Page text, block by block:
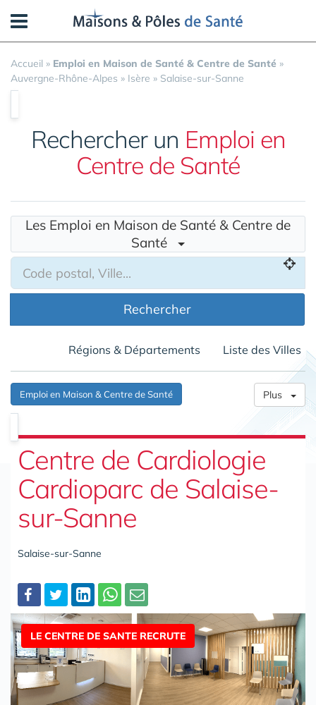
Accueil » Emploi en Maison de Santé & Centre de Santé »
Auvergne-Rhône-Alpes » Isère » Salaise-sur-Sanne
Rechercher un Emploi en
Centre de Santé
Les Emploi en Maison de Santé & Centre de
Santé
Rechercher
Régions & Départements Liste des Villes
Emploi en Maison & Centre de Santé Plus
Centre de Cardiologie
Cardioparc de Salaise-
sur-Sanne
Salaise-sur-Sanne
Partager
LE CENTRE DE SANTE RECRUTE
Panneau de gestion des cookies